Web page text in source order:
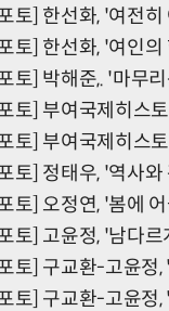
토] 한선화, '여전
토] 한선화, '여인의
토] 박해준,. '마무
토] 부여국제히스
토] 부여국제히스
토] 정태우, '역사
토] 오정연, '봄에
토] 고윤정, '남다
토] 구교환-고윤정
토] 구교환-고윤정